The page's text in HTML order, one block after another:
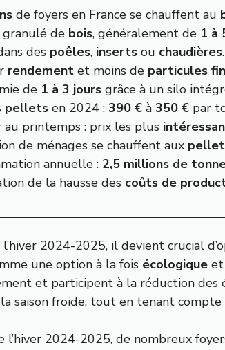
de foyers en France se chauffent au
granulé de bois, généralement de 1 à
des poêles, inserts ou chaudières.
rendement et moins de particules
de 1 à 3 jours grâce à un silo
pellets en 2024 : 390 € à 350 € par
au printemps : prix les plus
de ménages se chauffent aux
annuelle : 2,5 millions de
de la hausse des coûts de
l’hiver 2024-2025, il devient crucial
une option à la fois écologique et
et participent à la réduction des
saison froide, tout en tenant
l’hiver 2024-2025, de nombreux